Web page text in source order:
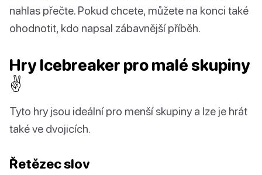
nahlas přečte. Pokud chcete, můžete na konci také
ohodnotit, kdo napsal zábavnější příběh.
Hry Icebreaker pro malé skupiny
✌️
Tyto hry jsou ideální pro menší skupiny a lze je hrát
také ve dvojicích.
Řetězec slov